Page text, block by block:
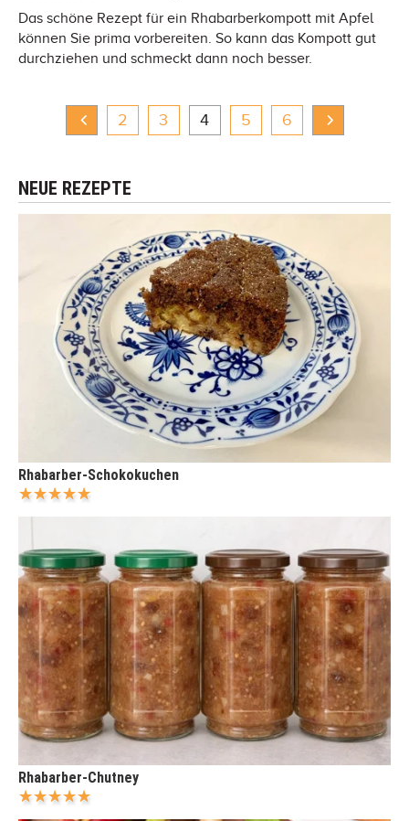
Das schöne Rezept für ein Rhabarberkompott mit Apfel
können Sie prima vorbereiten. So kann das Kompott gut
durchziehen und schmeckt dann noch besser.
2 3 4 5 6
NEUE REZEPTE
Rhabarber-Schokokuchen
Rhabarber-Chutney